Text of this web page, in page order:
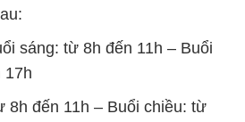
sáng: từ 8h đến 11h – Buổi
17h
8h đến 11h – Buổi chiều: từ